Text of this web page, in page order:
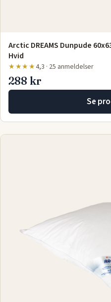
Arctic DREAMS Dunpude
Hvid
★★★★4,3 · 25 anmeldelser
288 kr
Se